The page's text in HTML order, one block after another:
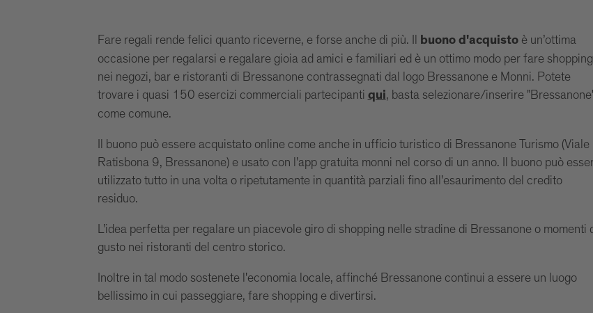
Fare regali rende felici quanto riceverne, e forse anche di più. Il buono d'acquistoè un’ottima
occasione per regalarsi e regalare gioia ad amici e familiari ed è un ottimo modo per fare shopping
nei negozi, bar e ristoranti di Bressanone contrassegnati dal logo Bressanone e Monni. Potete
trovare i quasi 150 esercizi commerciali partecipanti qui, basta selezionare/inserire
come comune.
Il buono può essere acquistato online come anche in ufficio turistico di Bressanone Turismo (Viale
Ratisbona 9, Bressanone) e usato con l'app gratuita monni nel corso di un anno. Il buono può
utilizzato tutto in una volta o ripetutamente in quantità parziali fino all'esaurimento del credito
residuo.
L’idea perfetta per regalare un piacevole giro di shopping nelle stradine di Bressanone o momenti
gusto nei ristoranti del centro storico.
Inoltre in tal modo sostenete l'economia locale, affinché Bressanone continui a essere un luogo
bellissimo in cui passeggiare, fare shopping e divertirsi.